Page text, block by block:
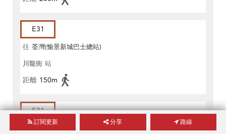
E31
往 荃灣(愉景新城巴士總站)
川龍街 站
距離 150m
E31
往 東涌(逸東邨公共運輸總站)
訂閱更新 分享 路線